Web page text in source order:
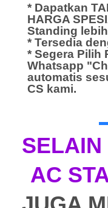
* Dapatkan
HARGA
Standing
* Tersedia
* Segera Pilih
Whatsapp
automatis
CS kami.
SELAIN
AC